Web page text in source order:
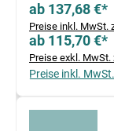
ab 137,68 €*
Preise inkl. MwSt.
ab 115,70 €*
Preise exkl.
Preise inkl.